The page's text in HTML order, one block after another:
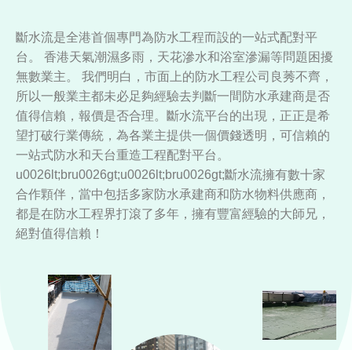
斷水流是全港首個專門為防水工程而設的一站式配對平
台。 香港天氣潮濕多雨，天花滲水和浴室滲漏等問題困擾
無數業主。 我們明白，市面上的防水工程公司良莠不齊，
所以一般業主都未必足夠經驗去判斷一間防水承建商是否
值得信賴，報價是否合理。斷水流平台的出現，正正是希
望打破行業傳統，為各業主提供一個價錢透明，可信賴的
一站式防水和天台重造工程配對平台。
u0026lt;bru0026gt;u0026lt;bru0026gt;斷水流擁有數十家
合作顆伴，當中包括多家防水承建商和防水物料供應商，
都是在防水工程界打滾了多年，擁有豐富經驗的大師兄，
絕對值得信賴！